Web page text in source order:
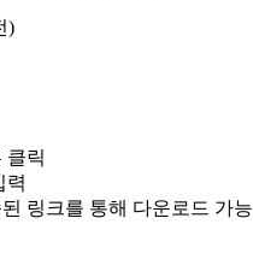
)
클릭
력
링크를 통해 다운로드 가능